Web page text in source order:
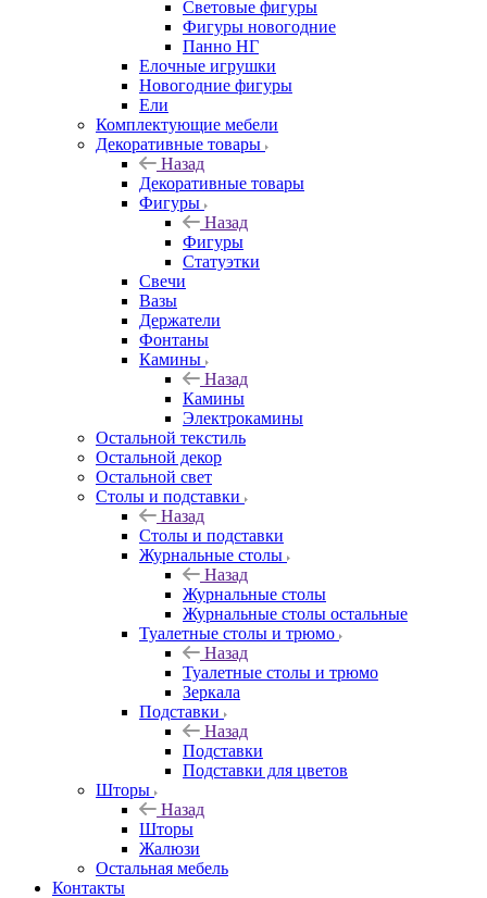
Световые фигуры
Фигуры новогодние
Панно НГ
Елочные игрушки
Новогодние фигуры
Ели
Комплектующие мебели
Декоративные товары
Назад
Декоративные товары
Фигуры
Назад
Фигуры
Статуэтки
Свечи
Вазы
Держатели
Фонтаны
Камины
Назад
Камины
Электрокамины
Остальной текстиль
Остальной декор
Остальной свет
Столы и подставки
Назад
Столы и подставки
Журнальные столы
Назад
Журнальные столы
Журнальные столы остальные
Туалетные столы и трюмо
Назад
Туалетные столы и трюмо
Зеркала
Подставки
Назад
Подставки
Подставки для цветов
Шторы
Назад
Шторы
Жалюзи
Остальная мебель
Контакты